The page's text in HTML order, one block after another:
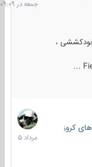
،
کروز
2
مرداد
1405